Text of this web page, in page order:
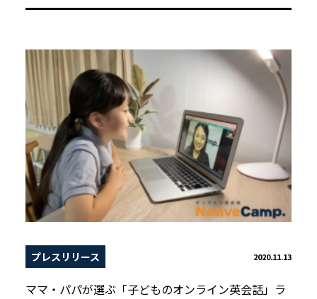
プレスリリース 2020.11.13
ママ・パパが選ぶ「子どものオンライン英会話」ラ